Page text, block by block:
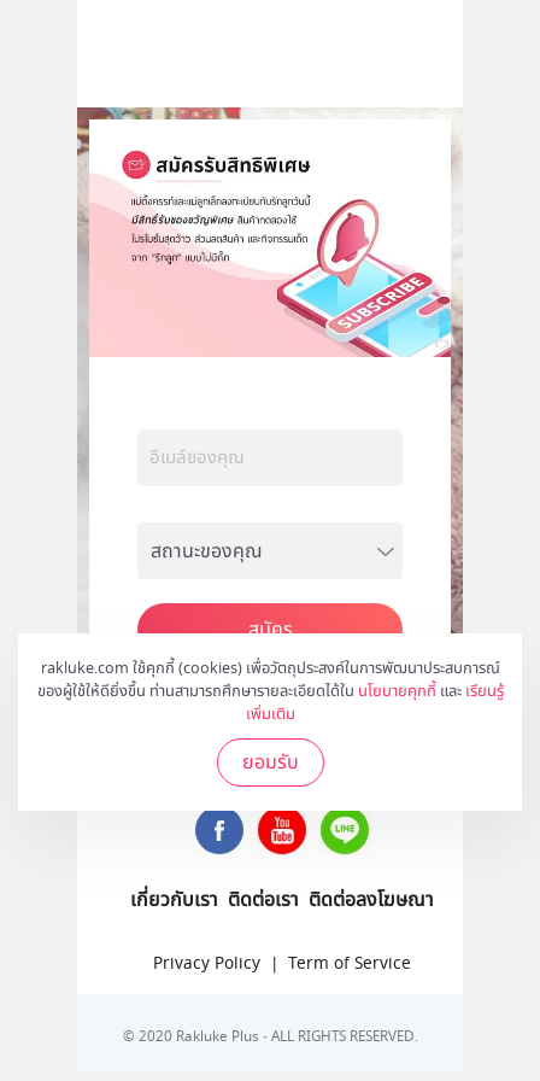
rakluke.com ใช้คุกกี้ (cookies) เพื่อวัตถุประสงค์ในการพัฒนาประสบการณ์
ของผู้ใช้ให้ดียิ่งขึ้น ท่านสามารถศึกษารายละเอียดได้ใน นโยบายคุกกี้ และ เรียนรู้
เพิ่มเติม
ยอมรับ
สมัคร
ติดตามเราได้ที่
เกี่ยวกับเรา ติดต่อเรา ติดต่อลงโฆษณา
Privacy Policy | Term of Service
© 2020 Rakluke Plus - ALL RIGHTS RESERVED.